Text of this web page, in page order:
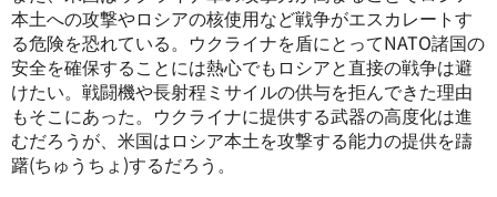
本土への攻撃やロシアの核使用など戦争がエスカレートす
る危険を恐れている。ウクライナを盾にとってNATO諸国の
安全を確保することには熱心でもロシアと直接の戦争は避
けたい。戦闘機や長射程ミサイルの供与を拒んできた理由
もそこにあった。ウクライナに提供する武器の高度化は進
むだろうが、米国はロシア本土を攻撃する能力の提供を躊
躇(ちゅうちょ)するだろう。